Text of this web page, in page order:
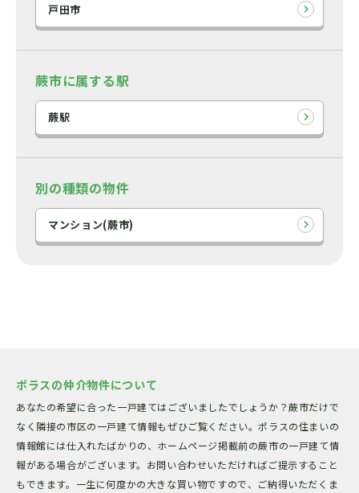
戸田市
蕨市に属する駅
蕨駅
別の種類の物件
マンション(蕨市)
ポラスの仲介物件について
あなたの希望に合った一戸建てはございましたでしょうか？蕨市だけで
なく隣接の市区の一戸建て情報もぜひご覧ください。ポラスの住まいの
情報館には仕入れたばかりの、ホームページ掲載前の蕨市の一戸建て情
報がある場合がございます。お問い合わせいただければご提示すること
もできます。一生に何度かの大きな買い物ですので、ご納得いただくま